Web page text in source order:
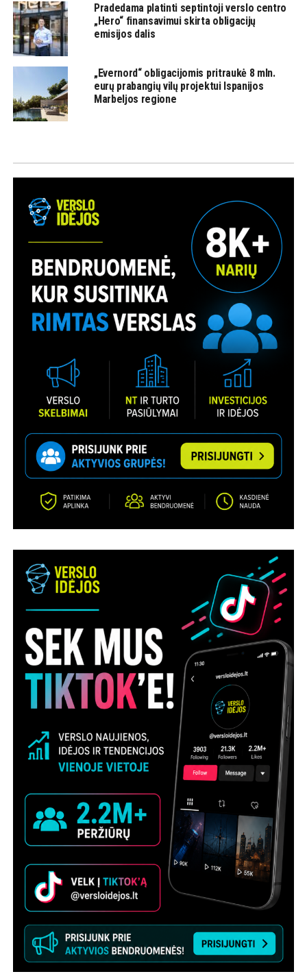
Pradedama platinti septintoji verslo centro
„Hero“ finansavimui skirta obligacijų
emisijos dalis
„Evernord“ obligacijomis pritraukė 8 mln.
eurų prabangių vilų projektui Ispanijos
Marbeljos regione